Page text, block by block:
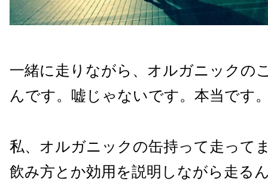
一緒に走りながら、オルガニックの
んです。嘘じゃないです。本当です
私、オルガニックの缶持って走って
飲み方とか効用を説明しながら走る